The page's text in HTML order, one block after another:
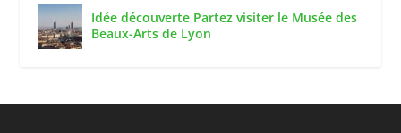
Idée découverte Partez visiter le Musée des
Beaux-Arts de Lyon